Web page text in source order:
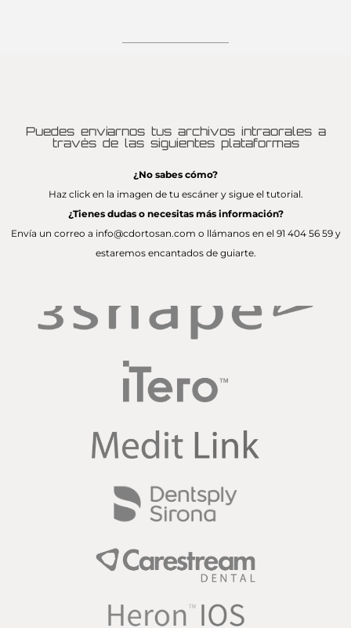
Puedes enviarnos tus archivos intraorales a
través de las siguientes plataformas
¿No sabes cómo?
Haz click en la imagen de tu escáner y sigue el tutorial.
¿Tienes dudas o necesitas más información?
Envía un correo a info@cdortosan.com o llámanos en el 91 404 56 59 y
estaremos encantados de guiarte.